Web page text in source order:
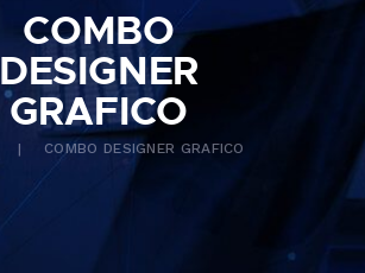
COMBO
DESIGNER
GRAFICO
COMBO DESIGNER GRAFICO